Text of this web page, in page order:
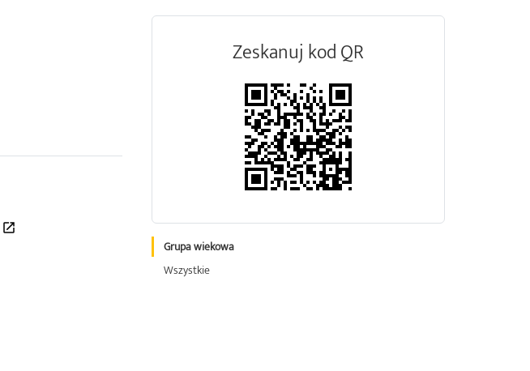
Zeskanuj kod QR
Grupa wiekowa
Wszystkie